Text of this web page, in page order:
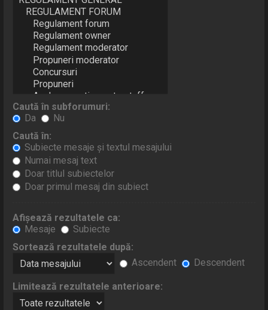
Caută în subforumuri:
Da
Nu
Caută în:
Subiecte mesaje şi textul mesajului
Numai mesaj text
Doar titlul subiectelor
Doar primul mesaj din subiect
Afişează rezultatele ca:
Mesaje
Subiecte
Sortează rezultatele după:
Ascendent
Descendent
Limitează rezultatele anterioare: